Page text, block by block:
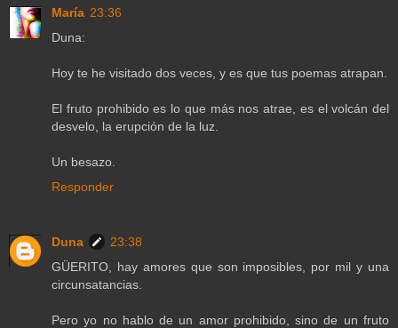
María 23:36
Duna:
Hoy te he visitado dos veces, y es que tus poemas atrapan.
El fruto prohibido es lo que más nos atrae, es el volcán del
desvelo, la erupción de la luz.
Un besazo.
Responder
Duna
23:38
GÜERITO, hay amores que son imposibles, por mil y una
circunsatancias.
Pero yo no hablo de un amor prohibido, sino de un fruto